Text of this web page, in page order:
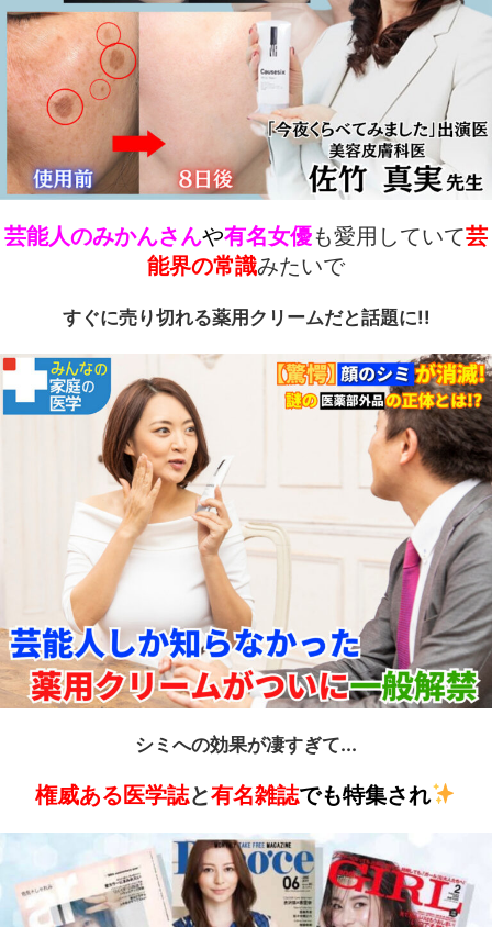
芸能人のみかんさんや有名女優も愛用していて芸
能界の常識みたいで
すぐに売り切れる薬用クリームだと話題に!!
シミへの効果が凄すぎて...
権威ある医学誌と有名雑誌でも特集され